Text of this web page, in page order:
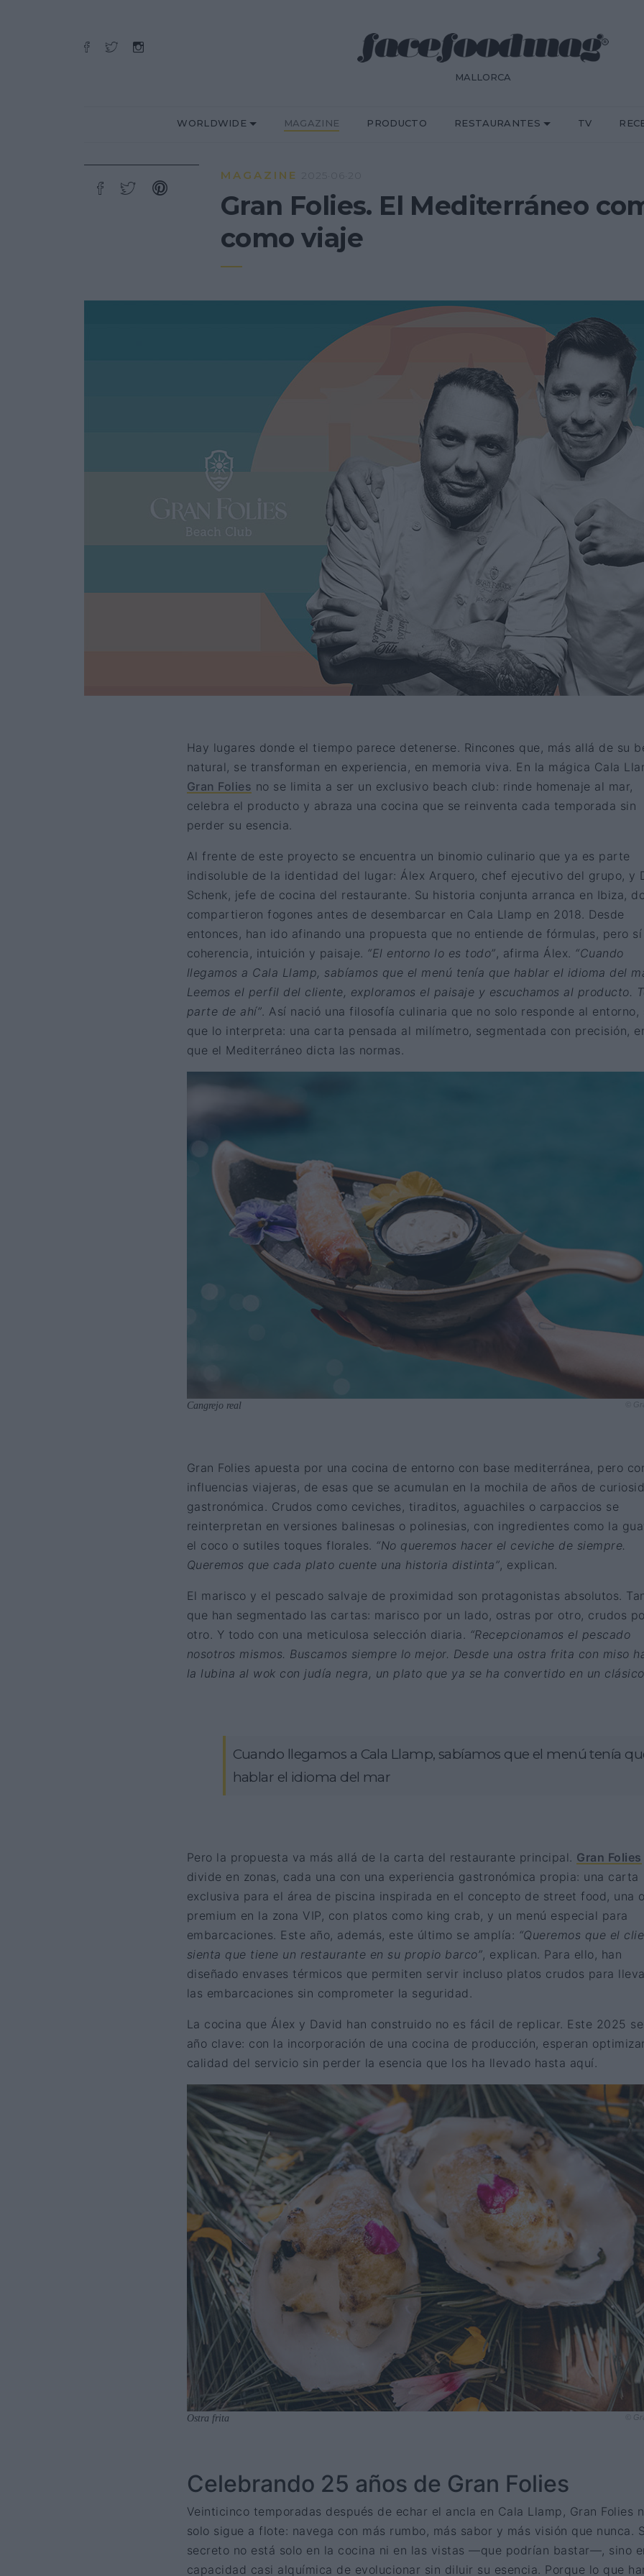
MALLORCA
WORLDWIDE MAGAZINE PRODUCTO RESTAURANTES TV
MAGAZINE 2025·06·20
Gran Folies. El Mediterráneo
como viaje
Hay lugares donde el tiempo parece detenerse. Rincones que, más allá de su
natural, se transforman en experiencia, en memoria viva. En la mágica Cala
Gran Folies no se limita a ser un exclusivo beach club: rinde homenaje al mar,
celebra el producto y abraza una cocina que se reinventa cada temporada sin
perder su esencia.
Al frente de este proyecto se encuentra un binomio culinario que ya es parte
indisoluble de la identidad del lugar: Álex Arquero, chef ejecutivo del grupo, y
Schenk, jefe de cocina del restaurante. Su historia conjunta arranca en Ibiza,
compartieron fogones antes de desembarcar en Cala Llamp en 2018. Desde
entonces, han ido afinando una propuesta que no entiende de fórmulas, pero sí
coherencia, intuición y paisaje. “El entorno lo es todo”, afirma Álex. “Cuando
llegamos a Cala Llamp, sabíamos que el menú tenía que hablar el idioma del
Leemos el perfil del cliente, exploramos el paisaje y escuchamos al producto.
parte de ahí”. Así nació una filosofía culinaria que no solo responde al entorno,
que lo interpreta: una carta pensada al milímetro, segmentada con precisión,
que el Mediterráneo dicta las normas.
Cangrejo real ©
Gran Folies apuesta por una cocina de entorno con base mediterránea, pero
influencias viajeras, de esas que se acumulan en la mochila de años de
gastronómica. Crudos como ceviches, tiraditos, aguachiles o carpaccios se
reinterpretan en versiones balinesas o polinesias, con ingredientes como la
el coco o sutiles toques florales. “No queremos hacer el ceviche de siempre.
Queremos que cada plato cuente una historia distinta”, explican.
El marisco y el pescado salvaje de proximidad son protagonistas absolutos.
que han segmentado las cartas: marisco por un lado, ostras por otro, crudos
otro. Y todo con una meticulosa selección diaria. “Recepcionamos el pescado
nosotros mismos. Buscamos siempre lo mejor. Desde una ostra frita con miso
la lubina al wok con judía negra, un plato que ya se ha convertido en un
Cuando llegamos a Cala Llamp, sabíamos que el menú tenía
hablar el idioma del mar
Pero la propuesta va más allá de la carta del restaurante principal. Gran Folies
divide en zonas, cada una con una experiencia gastronómica propia: una carta
exclusiva para el área de piscina inspirada en el concepto de street food, una
premium en la zona VIP, con platos como king crab, y un menú especial para
embarcaciones. Este año, además, este último se amplía: “Queremos que el
sienta que tiene un restaurante en su propio barco”, explican. Para ello, han
diseñado envases térmicos que permiten servir incluso platos crudos para
las embarcaciones sin comprometer la seguridad.
La cocina que Álex y David han construido no es fácil de replicar. Este 2025
año clave: con la incorporación de una cocina de producción, esperan
calidad del servicio sin perder la esencia que los ha llevado hasta aquí.
Ostra frita ©
Celebrando 25 años de Gran Folies
Veinticinco temporadas después de echar el ancla en Cala Llamp, Gran Folies
solo sigue a flote: navega con más rumbo, más sabor y más visión que nunca.
secreto no está solo en la cocina ni en las vistas —que podrían bastar—, sino
capacidad casi alquímica de evolucionar sin diluir su esencia. Porque lo que